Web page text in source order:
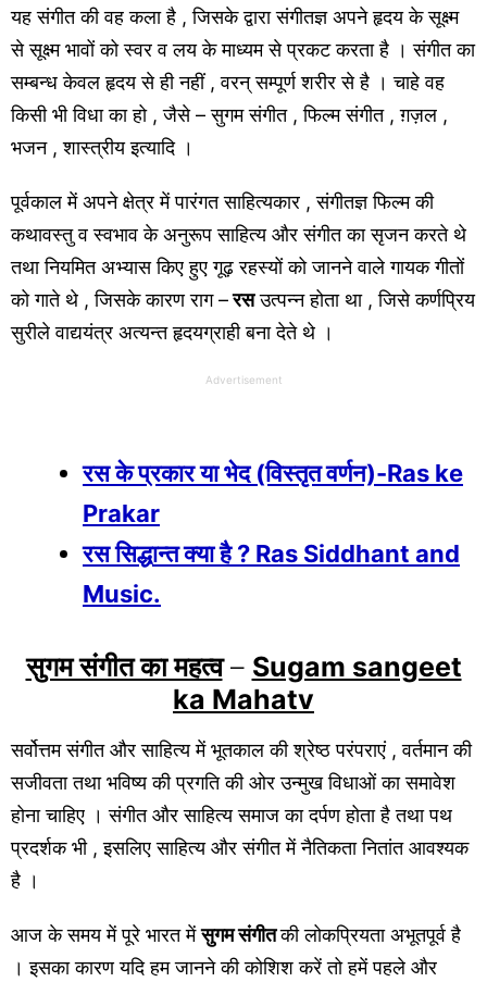
यह संगीत की वह कला है , जिसके द्वारा संगीतज्ञ अपने हृदय के सूक्ष्म
से सूक्ष्म भावों को स्वर व लय के माध्यम से प्रकट करता है । संगीत का
सम्बन्ध केवल हृदय से ही नहीं , वरन् सम्पूर्ण शरीर से है । चाहे वह
किसी भी विधा का हो , जैसे – सुगम संगीत , फिल्म संगीत , ग़ज़ल ,
भजन , शास्त्रीय इत्यादि ।
पूर्वकाल में अपने क्षेत्र में पारंगत साहित्यकार , संगीतज्ञ फिल्म की
कथावस्तु व स्वभाव के अनुरूप साहित्य और संगीत का सृजन करते थे
तथा नियमित अभ्यास किए हुए गूढ़ रहस्यों को जानने वाले गायक गीतों
को गाते थे , जिसके कारण राग –रसउत्पन्न होता था , जिसे कर्णप्रिय
सुरीले वाद्ययंत्र अत्यन्त हृदयग्राही बना देते थे ।
Advertisement
रस के प्रकार या भेद (विस्तृत वर्णन)-Ras ke
Prakar
रस सिद्धान्त क्या है ? Ras Siddhant and
Music.
सुगम संगीत का महत्व– Sugam sangeet
ka Mahatv
सर्वोत्तम संगीत और साहित्य में भूतकाल की श्रेष्ठ परंपराएं , वर्तमान की
सजीवता तथा भविष्य की प्रगति की ओर उन्मुख विधाओं का समावेश
होना चाहिए । संगीत और साहित्य समाज का दर्पण होता है तथा पथ
प्रदर्शक भी , इसलिए साहित्य और संगीत में नैतिकता नितांत आवश्यक
है ।
आज के समय में पूरे भारत मेंसुगम संगीतकी लोकप्रियता अभूतपूर्व है
। इसका कारण यदि हम जानने की कोशिश करें तो हमें पहले और